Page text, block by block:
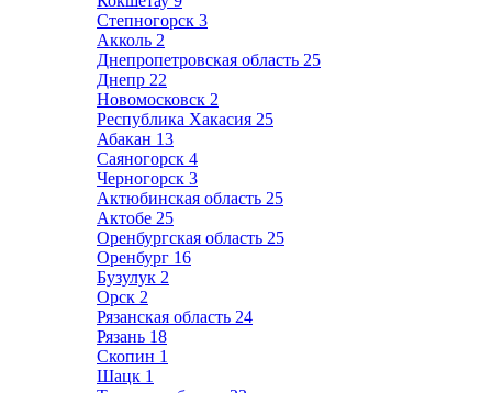
Степногорск 3
Акколь 2
Днепропетровская область 25
Днепр 22
Новомосковск 2
Республика Хакасия 25
Абакан 13
Саяногорск 4
Черногорск 3
Актюбинская область 25
Актобе 25
Оренбургская область 25
Оренбург 16
Бузулук 2
Орск 2
Рязанская область 24
Рязань 18
Скопин 1
Шацк 1